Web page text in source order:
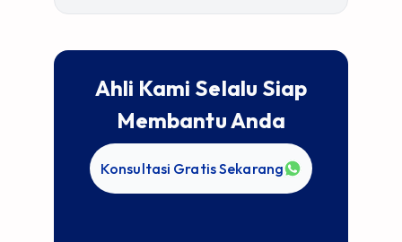
Ahli Kami Selalu Siap
Membantu Anda
Konsultasi Gratis Sekarang